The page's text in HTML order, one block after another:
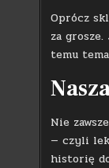
Oprócz
za
temu
Nie
— czyli
historię